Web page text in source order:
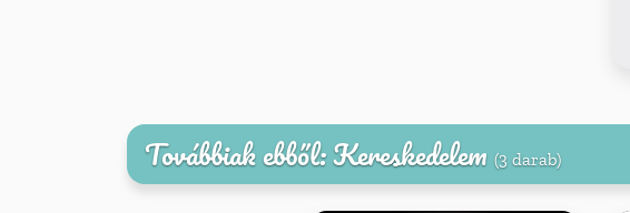
Továbbiak ebből: Kereskedelem (3 darab)